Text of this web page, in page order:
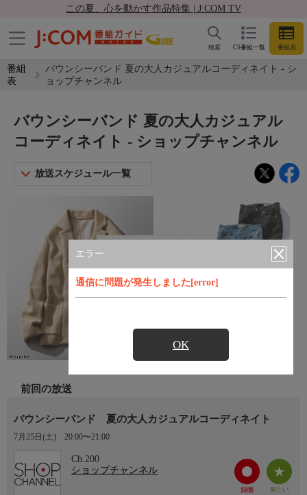
この夏、心を動かす作品特集 | J:COM TV
CS番組一覧 番組表
検索
番組
表
バウンシーバンド 夏の大人カジュアルコーディネイト - シ
ョップチャンネル
エラー
通信に問題が発生しました[error]
OK
バウンシーバンド 夏の大人カジュアル
コーディネイト - ショップチャンネル
放送スケジュール一覧
前回の放送
バウンシーバンド 夏の大人カジュアルコーディネイト
7月25日(土) 20:00〜21:00
Ch.200
ショップチャンネル